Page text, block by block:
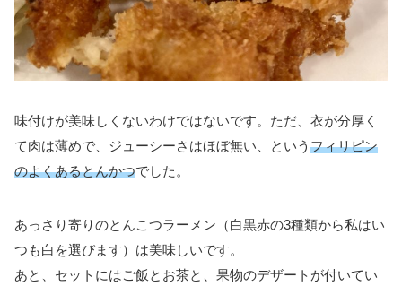
味付けが美味しくないわけではないです。ただ、衣が分厚く
て肉は薄めで、ジューシーさはほぼ無い、という フィリピン
のよくあるとんかつでした。
あっさり寄りのとんこつラーメン（白黒赤の3種類から私はい
つも白を選びます）は美味しいです。
あと、セットにはご飯とお茶と、果物のデザートが付いてい